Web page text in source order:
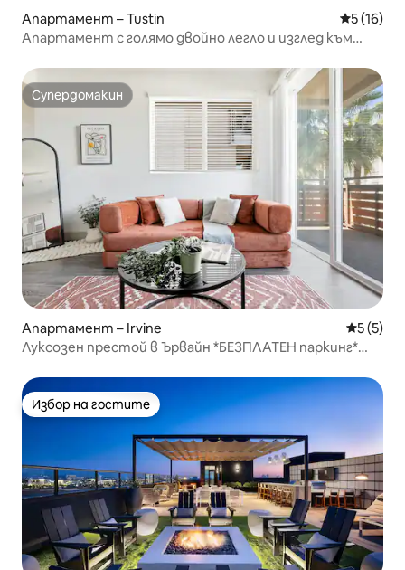
Апартамент – Tustin Средна
5 (16)
Апартамент с голямо двойно легло и изглед към
Супердомакин
Супердомакин
Апартамент – Irvine Средна
5 (5)
Луксозен престой в Ървайн *БЕЗПЛАТЕН паркинг*
Избор на гостите
Избор на гостите